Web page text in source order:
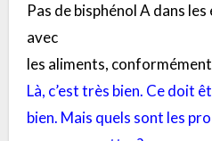
Pas de bisphénol A dans
avec
les aliments,
Là, c’est très bien. Ce doit
bien. Mais quels sont les